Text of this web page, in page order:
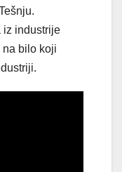
iz industrije
bilo koji